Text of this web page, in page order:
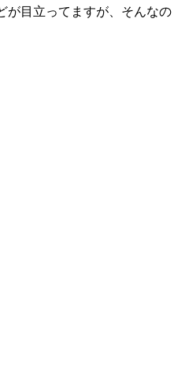
が目立ってますが、そんなの